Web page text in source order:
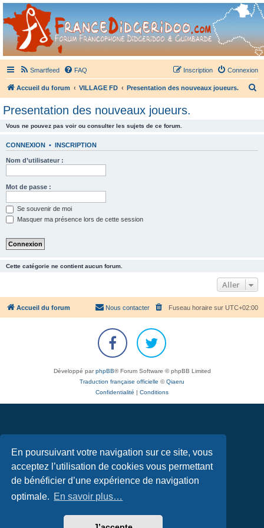
En poursuivant votre navigation sur ce site, vous
acceptez l’utilisation de cookies vous permettant
de bénéficier d’une expérience de navigation
optimale. En savoir plus…
France Didgeridoo
Didgeridoo et Guimbarde sur France Didgeridoo - retrouvez la communauté.
Smartfeed FAQ Connexion
Inscription
Accueil du forum VILLAGE FD Presentation des nouveaux joueurs.
Presentation des nouveaux joueurs.
Vous ne pouvez pas voir ou consulter les sujets de ce forum.
CONNEXION • INSCRIPTION
Nom d’utilisateur :
Mot de passe :
Se souvenir de moi
Masquer ma présence lors de cette session
Cette catégorie ne contient aucun forum.
Aller
Accueil du forum Fuseau horaire sur UTC+02:00
Nous contacter
Développé parphpBB® Forum Software © phpBB Limited
Traduction française officielle ©Qiaeru
Confidentialité | Conditions